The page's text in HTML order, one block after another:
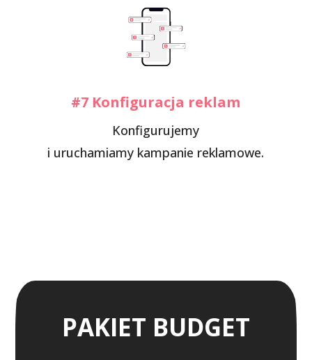
#7 Konfiguracja reklam
Konfigurujemy
i uruchamiamy kampanie reklamowe.
PAKIET BUDGET